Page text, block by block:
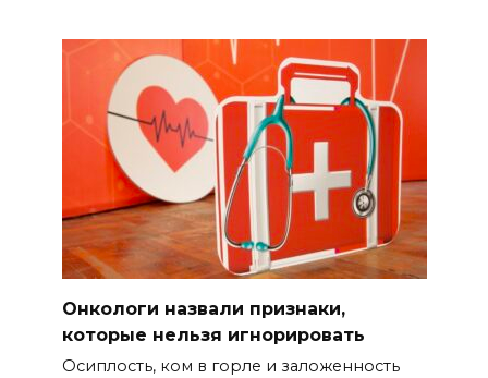
Онкологи назвали признаки,
которые нельзя игнорировать
Осиплость, ком в горле и заложенность